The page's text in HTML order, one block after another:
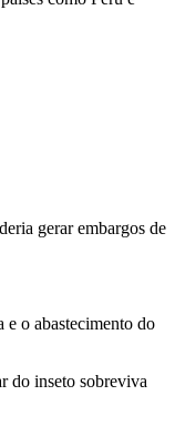
gerar embargos de
e o abastecimento do
do inseto sobreviva